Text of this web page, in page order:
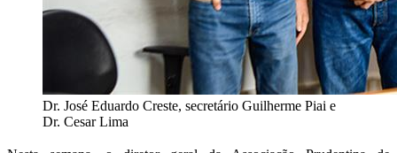
Dr. José Eduardo Creste, secretário Guilherme Piai e
Dr. Cesar Lima